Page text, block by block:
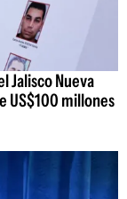
Jalisco Nueva
US$100 millones